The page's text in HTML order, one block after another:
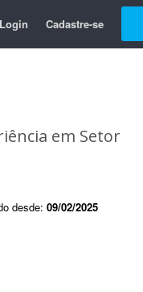
Login Cadastre-se
em Setor
desde: 09/02/2025